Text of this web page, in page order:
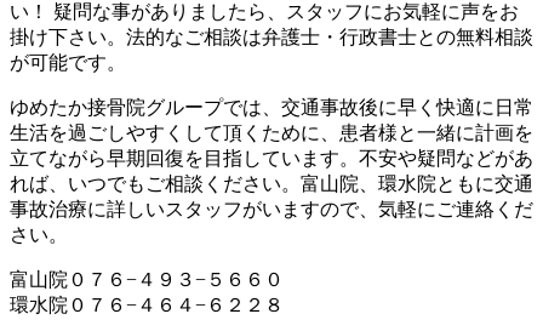
い！ 疑問な事がありましたら、スタッフにお気軽に声をお
掛け下さい。法的なご相談は弁護士・行政書士との無料相談
が可能です。
ゆめたか接骨院グループでは、交通事故後に早く快適に日常
生活を過ごしやすくして頂くために、患者様と一緒に計画を
立てながら早期回復を目指しています。不安や疑問などがあ
れば、いつでもご相談ください。富山院、環水院ともに交通
事故治療に詳しいスタッフがいますので、気軽にご連絡くだ
さい。
富山院０７６−４９３−５６６０
環水院０７６−４６４−６２２８